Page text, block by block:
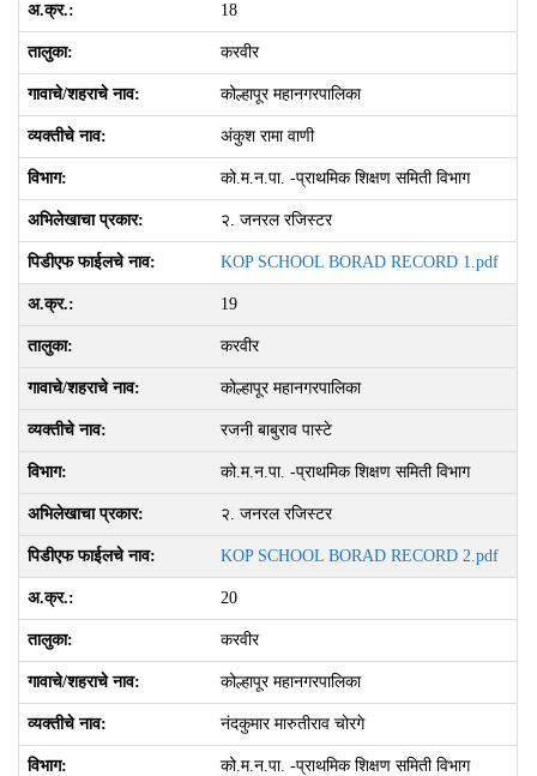
18
करवीर
कोल्हापूर महानगरपालिका
अंकुश रामा वाणी
को.म.न.पा. -प्राथमिक शिक्षण समिती विभाग
२. जनरल रजिस्‍टर
KOP SCHOOL BORAD RECORD 1.pdf
19
करवीर
कोल्हापूर महानगरपालिका
रजनी बाबुराव पास्टे
को.म.न.पा. -प्राथमिक शिक्षण समिती विभाग
२. जनरल रजिस्‍टर
KOP SCHOOL BORAD RECORD 2.pdf
20
करवीर
कोल्हापूर महानगरपालिका
नंदकुमार मारुतीराव चोरगे
को.म.न.पा. -प्राथमिक शिक्षण समिती विभाग